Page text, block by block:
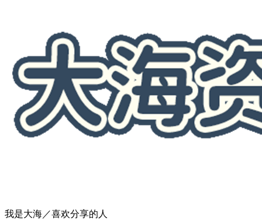
我是大海／喜欢分享的人